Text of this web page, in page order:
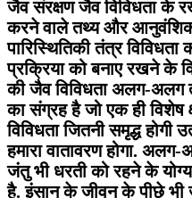
जैव संरक्षण जैव विविधता के
करने वाले तथ्य और
पारिस्थितिकी तंत्र विविधता
प्रक्रिया को बनाए रखने के
की जैव विविधता अलग-अलग
का संग्रह है जो एक ही विशेष
विविधता जितनी समृद्ध
हमारा वातावरण होगा.
जंतु भी धरती को रहने के
है. इंसान के जीवन के पीछे भी